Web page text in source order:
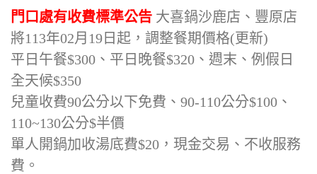
門口處有收費標準公告 大喜鍋沙鹿店、豐原店
將113年02月19日起，調整餐期價格(更新)
平日午餐$300、平日晚餐$320、週末、例假日
全天候$350
兒童收費90公分以下免費、90-110公分$100、
110~130公分$半價
單人開鍋加收湯底費$20，現金交易、不收服務
費。